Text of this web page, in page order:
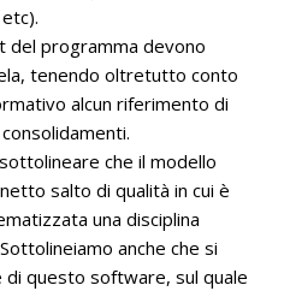
del programma devono
tenendo oltretutto conto
alcun riferimento di
che il modello
salto di qualità in cui è
una disciplina
anche che si
questo software, sul quale